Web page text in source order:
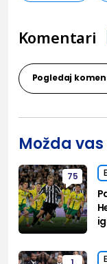
Komentari
Pogledaj
Možda
75